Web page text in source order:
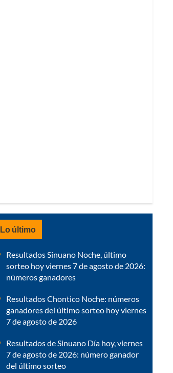
Lo último
Resultados Sinuano Noche, último
sorteo hoy viernes 7 de agosto de 2026:
números ganadores
Resultados Chontico Noche: números
ganadores del último sorteo hoy viernes
7 de agosto de 2026
Resultados de Sinuano Día hoy, viernes
7 de agosto de 2026: número ganador
del último sorteo